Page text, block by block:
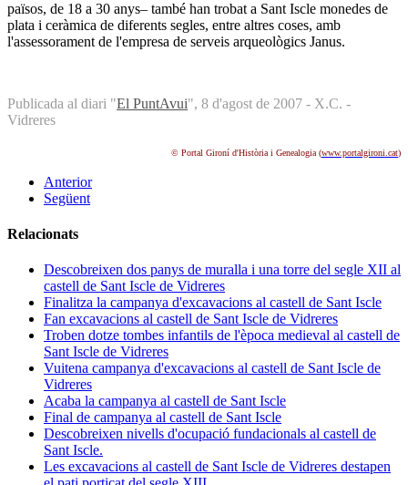
països, de 18 a 30 anys– també han trobat a Sant Iscle monedes de
plata i ceràmica de diferents segles, entre altres coses, amb
l'assessorament de l'empresa de serveis arqueològics Janus.
Publicada al diari "El PuntAvui", 8 d'agost de 2007 - X.C. -
Vidreres
© Portal Gironí d'Història i Genealogia (www.portalgironi.cat)
Anterior
Següent
Relacionats
Descobreixen dos panys de muralla i una torre del segle XII al
castell de Sant Iscle de Vidreres
Finalitza la campanya d'excavacions al castell de Sant Iscle
Fan excavacions al castell de Sant Iscle de Vidreres
Troben dotze tombes infantils de l'època medieval al castell de
Sant Iscle de Vidreres
Vuitena campanya d'excavacions al castell de Sant Iscle de
Vidreres
Acaba la campanya al castell de Sant Iscle
Final de campanya al castell de Sant Iscle
Descobreixen nivells d'ocupació fundacionals al castell de
Sant Iscle.
Les excavacions al castell de Sant Iscle de Vidreres destapen